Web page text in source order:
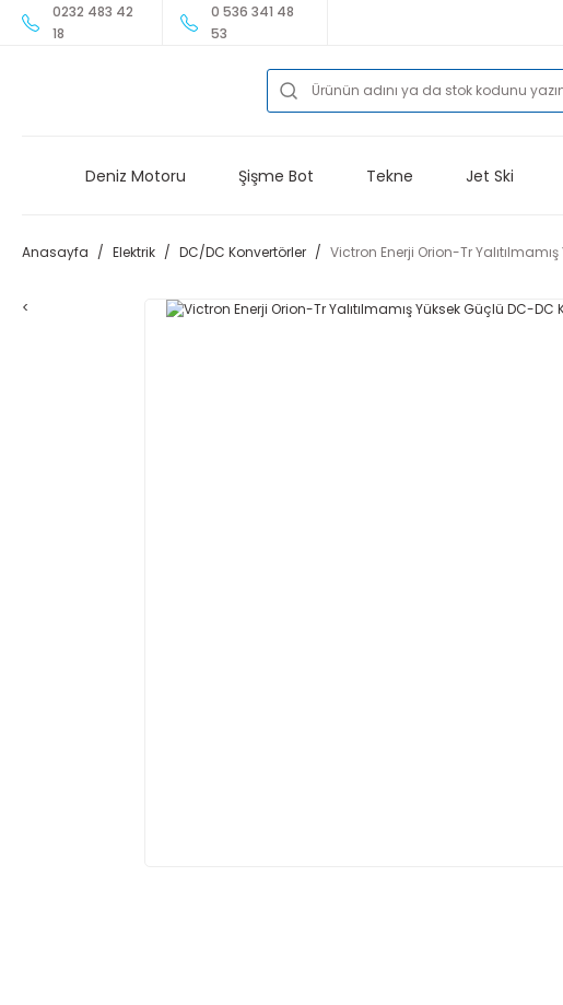
0232 483 42
18
0 536 341 48
53
Deniz Motoru Şişme Bot Tekne Jet Ski
Anasayfa Elektrik DC/DC Konvertörler Victron Enerji Orion-Tr
<